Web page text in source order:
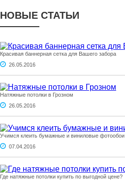
НОВЫЕ СТАТЬИ
Красивая баннерная сетка для Вашего забора
26.05.2016
Натяжные потолки в Грозном
26.05.2016
Учимся клеить бумажные и виниловые фотообои
07.04.2016
Где натяжные потолки купить по выгодной цене?